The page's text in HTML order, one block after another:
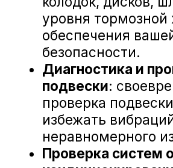
обращайтесь к нашим специалистам.
Политика обработки персональных данных
Политика использования файлов cookie
Трафик, лиды и продажи